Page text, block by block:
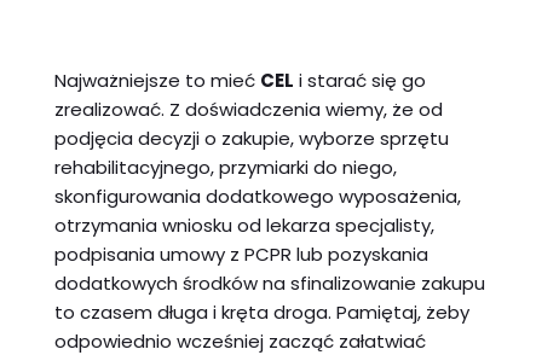
Najważniejsze to mieć CEL i starać się go
zrealizować. Z doświadczenia wiemy, że od
podjęcia decyzji o zakupie, wyborze sprzętu
rehabilitacyjnego, przymiarki do niego,
skonfigurowania dodatkowego wyposażenia,
otrzymania wniosku od lekarza specjalisty,
podpisania umowy z PCPR lub pozyskania
dodatkowych środków na sfinalizowanie zakupu
to czasem długa i kręta droga. Pamiętaj, żeby
odpowiednio wcześniej zacząć załatwiać